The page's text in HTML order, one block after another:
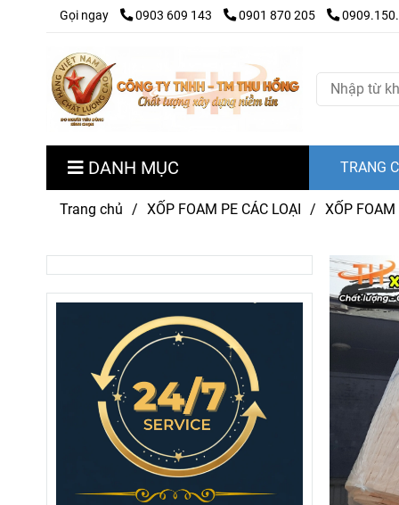
Gọi ngay 0903 609 143 0901 870 205
DANH MỤC TRANG
Trang chủ / XỐP FOAM PE CÁC LOẠI / XỐP FOAM